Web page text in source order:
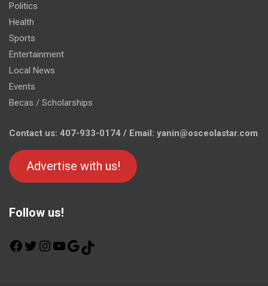
Politics
Health
Sports
Entertainment
Local News
Events
Becas / Scholarships
Contact us: 407-933-0174 / Email: yanin@osceolastar.com
Advertise with us!
Follow us!
F
T
I
Y
G
o